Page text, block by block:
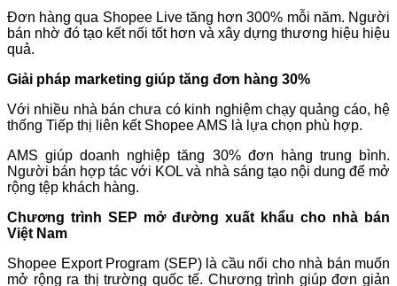
Đơn hàng qua Shopee Live tăng hơn 300% mỗi năm. Người
bán nhờ đó tạo kết nối tốt hơn và xây dựng thương hiệu hiệu
quả.
Giải pháp marketing giúp tăng đơn hàng 30%
Với nhiều nhà bán chưa có kinh nghiệm chạy quảng cáo, hệ
thống Tiếp thị liên kết Shopee AMS là lựa chọn phù hợp.
AMS giúp doanh nghiệp tăng 30% đơn hàng trung bình.
Người bán hợp tác với KOL và nhà sáng tạo nội dung để mở
rộng tệp khách hàng.
Chương trình SEP mở đường xuất khẩu cho nhà bán
Việt Nam
Shopee Export Program (SEP) là cầu nối cho nhà bán muốn
mở rộng ra thị trường quốc tế. Chương trình giúp đơn giản